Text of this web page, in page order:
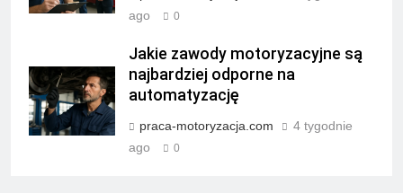
ago
0
Jakie zawody motoryzacyjne są
najbardziej odporne na
automatyzację
praca-motoryzacja.com
4 tygodnie
ago
0